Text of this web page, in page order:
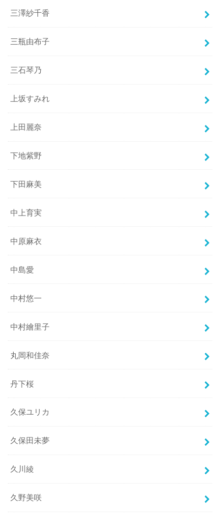
三澤紗千香
三瓶由布子
三石琴乃
上坂すみれ
上田麗奈
下地紫野
下田麻美
中上育実
中原麻衣
中島愛
中村悠一
中村繪里子
丸岡和佳奈
丹下桜
久保ユリカ
久保田未夢
久川綾
久野美咲